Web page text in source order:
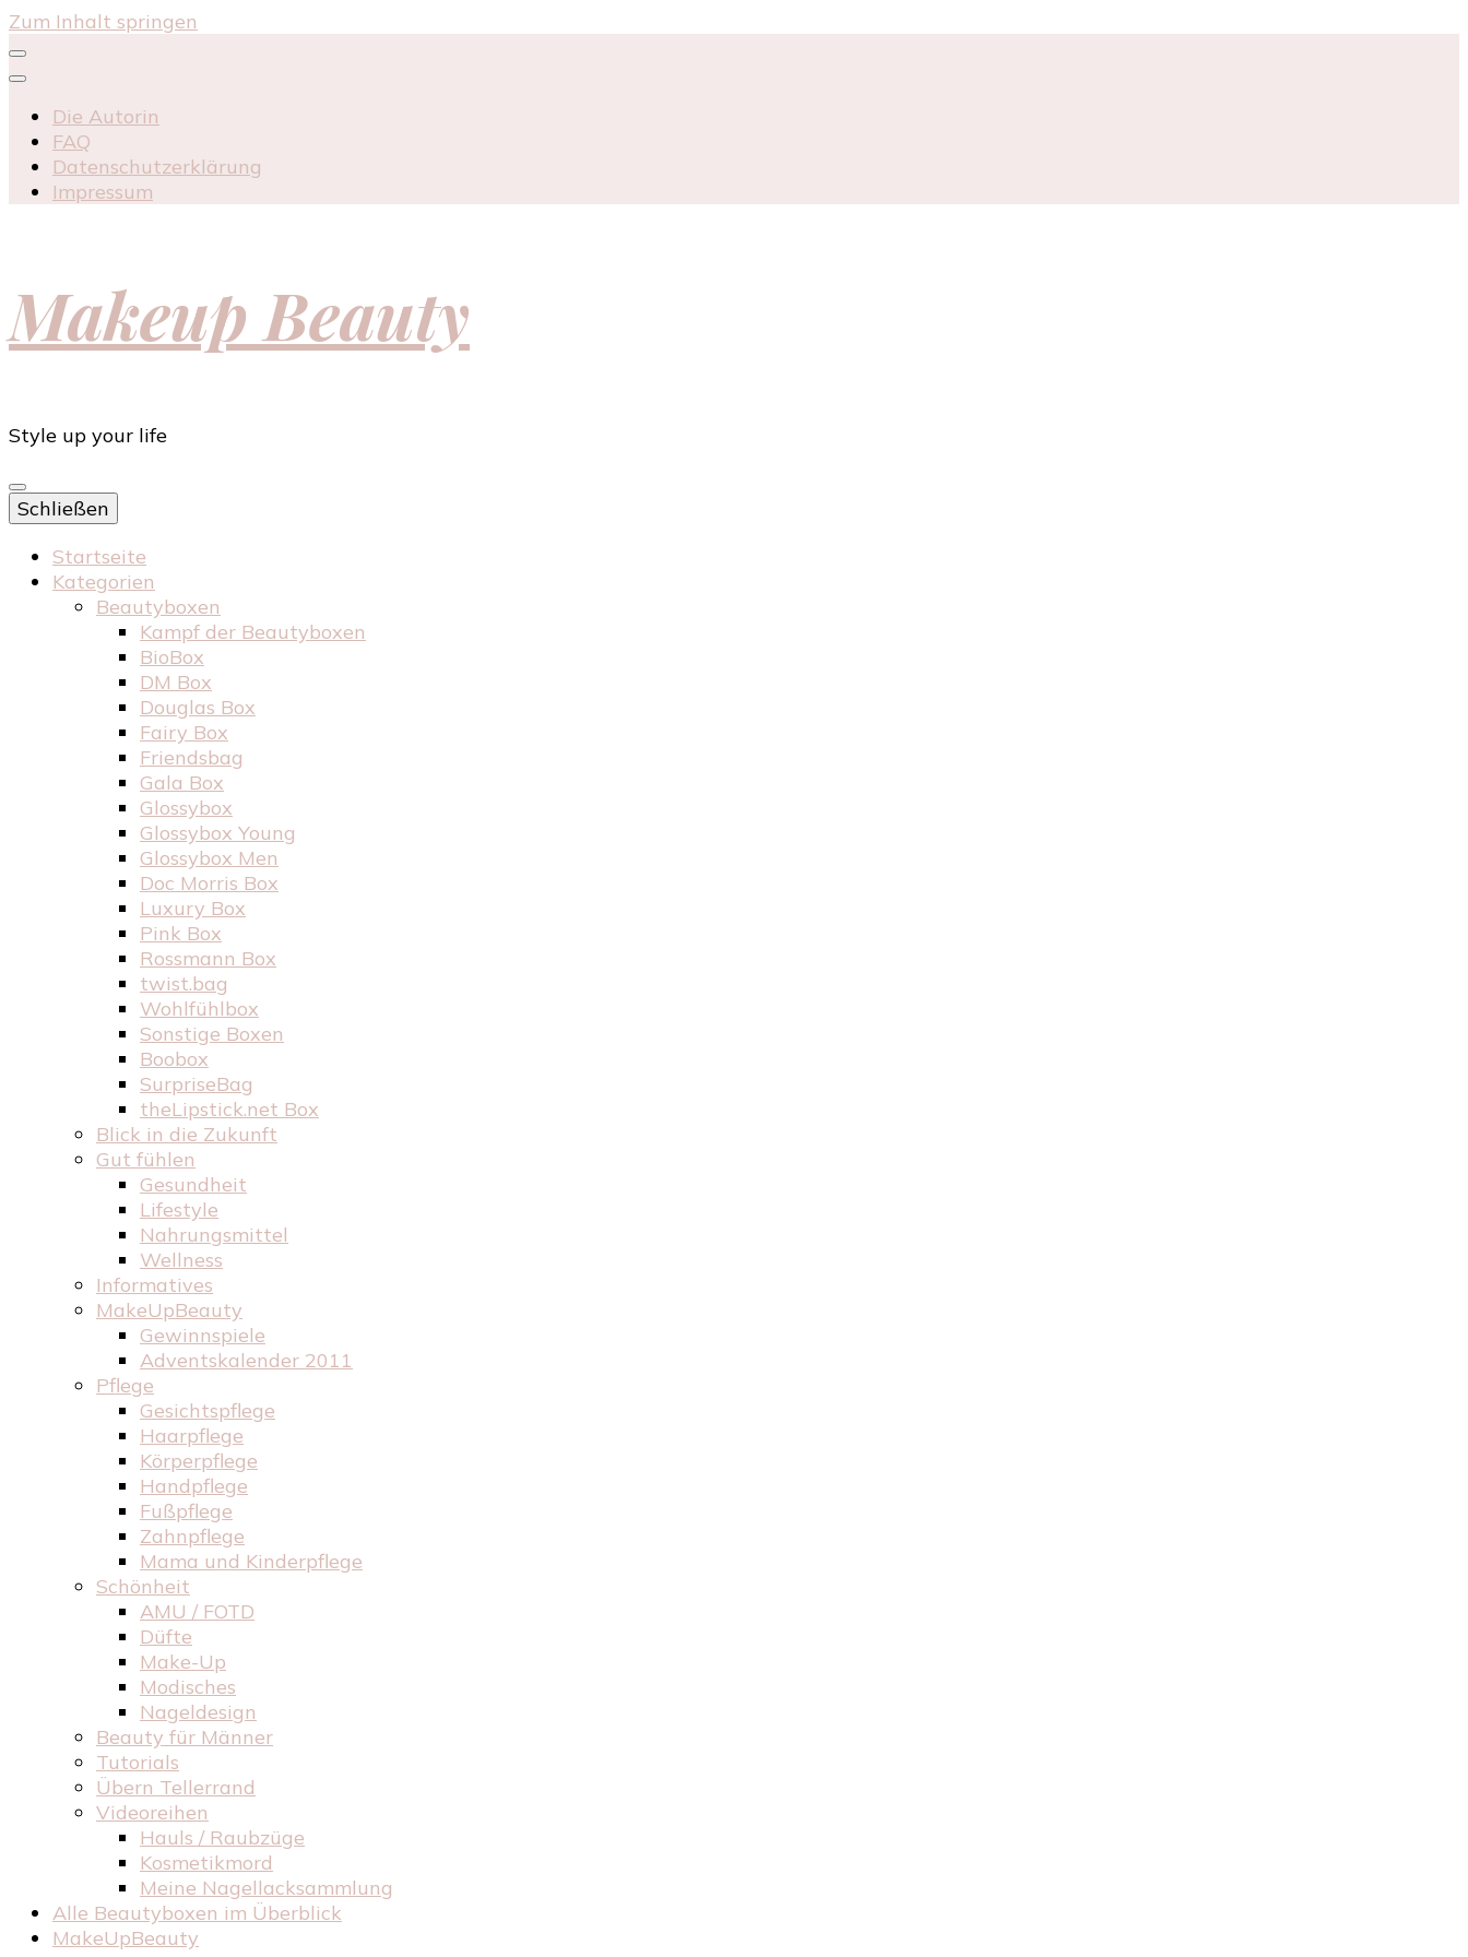
Zum Inhalt springen
Die Autorin
FAQ
Datenschutzerklärung
Impressum
Makeup Beauty
Style up your life
Schließen
Startseite
Kategorien
Beautyboxen
Kampf der Beautyboxen
BioBox
DM Box
Douglas Box
Fairy Box
Friendsbag
Gala Box
Glossybox
Glossybox Young
Glossybox Men
Doc Morris Box
Luxury Box
Pink Box
Rossmann Box
twist.bag
Wohlfühlbox
Sonstige Boxen
Boobox
SurpriseBag
theLipstick.net Box
Blick in die Zukunft
Gut fühlen
Gesundheit
Lifestyle
Nahrungsmittel
Wellness
Informatives
MakeUpBeauty
Gewinnspiele
Adventskalender 2011
Pflege
Gesichtspflege
Haarpflege
Körperpflege
Handpflege
Fußpflege
Zahnpflege
Mama und Kinderpflege
Schönheit
AMU / FOTD
Düfte
Make-Up
Modisches
Nageldesign
Beauty für Männer
Tutorials
Übern Tellerrand
Videoreihen
Hauls / Raubzüge
Kosmetikmord
Meine Nagellacksammlung
Alle Beautyboxen im Überblick
MakeUpBeauty